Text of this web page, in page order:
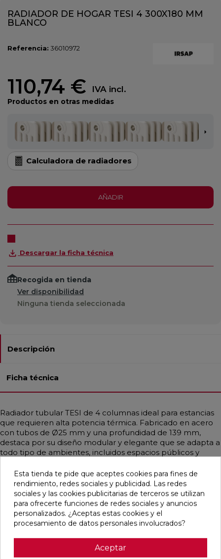
RADIADOR DE HOGAR TESI 4 300X180 MM
BLANCO
Referencia: 36010972
110,74 € IVA incl.
Productos en otras medidas
Calculadora de radiadores
AÑADIR
Descargar la ficha técnica
Recogida en tienda
Ver disponibilidad
Ninguna tienda seleccionada
Descripción
Ficha técnica
Radiador tubular TESI de 4 columnas ideal para estancias
que requieren alta potencia térmica. Fabricado en acero
con tubos de Ø25 mm y una profundidad de 139 mm,
destaca por su diseño modular y elegante que se adapta a
todo tipo de ambientes, incluidos espacios públicos y
diferentes medidas y en una amplia gama de colores,
incluidos acabados RAL personalizados. Garantiza una
distribución uniforme del calor, siendo compatible con
sistemas de baja temperatura como calderas de
condensación o bombas de calor. Incluye purgador,
soportes universales y tapón embellecedor.
Esta tienda te pide que aceptes cookies para fines de
rendimiento, redes sociales y publicidad. Las redes
sociales y las cookies publicitarias de terceros se utilizan
para ofrecerte funciones de redes sociales y anuncios
personalizados. ¿Aceptas estas cookies y el
procesamiento de datos personales involucrados?
Aceptar